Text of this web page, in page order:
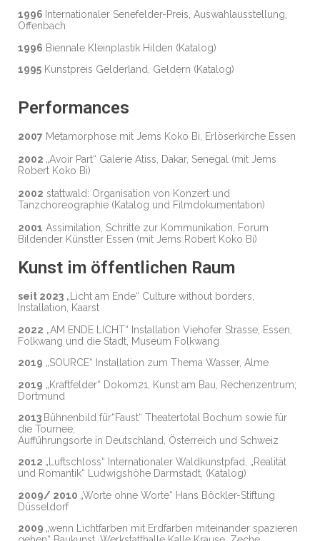
1996 Internationaler Senefelder-Preis, Auswahlausstellung,
Offenbach
1996 Biennale Kleinplastik Hilden (Katalog)
1995 Kunstpreis Gelderland, Geldern (Katalog)
Performances
2007 Metamorphose mit Jems Koko Bi, Erlöserkirche Essen
2002 „Avoir Part“ Galerie Atiss, Dakar, Senegal (mit Jems
Robert Koko Bi)
2002 stattwald: Organisation von Konzert und
Tanzchoreographie (Katalog und Filmdokumentation)
2001 Assimilation, Schritte zur Kommunikation, Forum
Bildender Künstler Essen (mit Jems Robert Koko Bi)
Kunst im öffentlichen Raum
seit 2023 „Licht am Ende“ Culture without borders,
Installation, Kaarst
2022 „AM ENDE LICHT“ Installation Viehofer Strasse; Essen,
Folkwang und die Stadt, Museum Folkwang
2019 „SOURCE“ Installation zum Thema Wasser, Alme
2019 „Kraftfelder“ Dokom21, Kunst am Bau, Rechenzentrum;
Dortmund
2013 Bühnenbild für“Faust“ Theatertotal Bochum sowie für
die Tournee,
Aufführungsorte in Deutschland, Österreich und Schweiz
2012 „Luftschloss“ Internationaler Waldkunstpfad, „Realität
und Romantik“ Ludwigshöhe Darmstadt, (Katalog)
2009/ 2010 „Worte ohne Worte“ Hans Böckler-Stiftung
Düsseldorf
2009 „wenn Lichtfarben mit Erdfarben miteinander spazieren